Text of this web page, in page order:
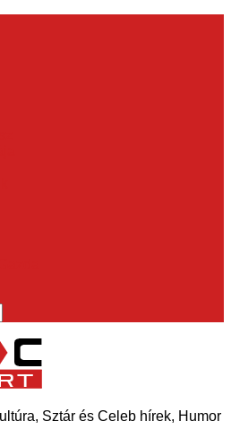
Sztár és Celeb hírek, Humor